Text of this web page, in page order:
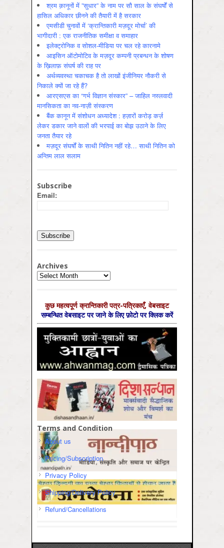
श्रम क़ानूनों में ”सुधार” के नाम पर सौ साल के संघर्षों से
हासिल अधिकार छीनने की तैयारी में है सरकार
एमसीडी चुनावों में ‘क्रान्तिकारी मज़दूर मोर्चा’ की
भागीदारी : एक राजनीतिक समीक्षा व समाहार
इलेक्ट्रोनिक व सोशल-मीडिया पर चल रहे कारनामे
आइसिन ऑटोमोटिव के मज़दूर कम्पनी प्रबन्धन के शोषण
के ख़िलाफ़ संघर्ष की राह पर
अर्थव्यवस्था चकाचक है तो लाखों इंजीनियर नौकरी से
निकाले क्यों जा रहे हैं?
आरएसएस का “गर्भ विज्ञान संस्कार” – जाहिल नस्लवादी
मानसिकता का नव-नाज़ी संस्करण
बैंक कानून में संशोधन अध्यादेश : हज़ारों करोड़ कर्ज़
लेकर डकार जाने वालों की भरपाई का बोझ उठाने के लिए
जनता तैयार रहे
मज़दूर संघर्षों के साथी नितिन नहीं रहे… साथी नितिन को
अन्तिम लाल सलाम
Subscribe
Email:
Archives
Archives
कुछ महत्‍वपूर्ण क्रान्तिकारी पत्र-पत्रिकाएँ, वेबसाइट
सम्‍बन्धित वेबसाइट पर जाने के लिए फ़ोटो पर क्लिक करें
Terms and Condition
About us
Pricing/Subscription
Privacy Policy
Shipping/Delivery Policy
Refund/Cancellations